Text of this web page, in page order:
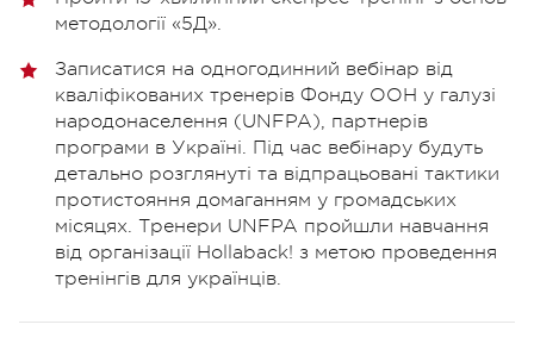
методології «5Д».
Записатися на одногодинний вебінар від
кваліфікованих тренерів Фонду ООН у галузі
народонаселення (UNFPA), партнерів
програми в Україні. Під час вебінару будуть
детально розглянуті та відпрацьовані тактики
протистояння домаганням у громадських
місяцях. Тренери UNFPA пройшли навчання
від організації Hollaback! з метою проведення
тренінгів для українців.